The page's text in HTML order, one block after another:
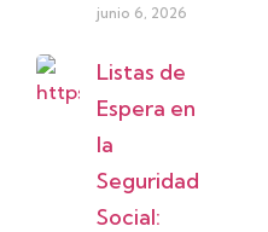
junio 6, 2026
Listas de
Espera en
la
Seguridad
Social: